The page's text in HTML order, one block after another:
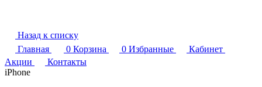
Назад к списку
Главная
0 Корзина 0 Избранные
Кабинет
Акции
Контакты
iPhone